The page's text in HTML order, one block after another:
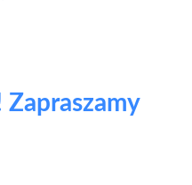
Zapraszamy